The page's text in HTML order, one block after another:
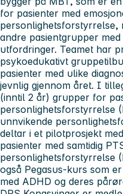
for pasienter med
personlighetsforstyrrelse,
andre pasientgrupper
utfordringer. Teamet har
psykoedukativt
pasienter med ulike
jevnlig gjennom året. I
(inntil 2 år) grupper for
personlighetsforstyrrelse
unnvikende
deltar i et pilotprosjekt
pasienter med samtidig
personlighetsforstyrrelse
også Pegasus-kurs som
med ADHD og deres